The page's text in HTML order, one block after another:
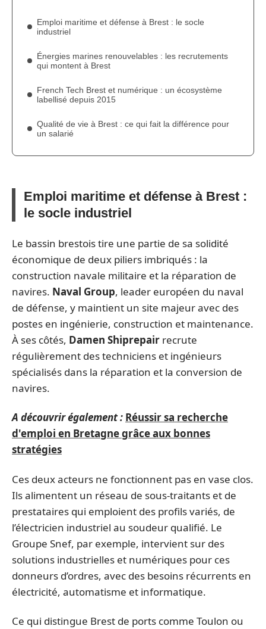
Emploi maritime et défense à Brest : le socle
industriel
Énergies marines renouvelables : les recrutements
qui montent à Brest
French Tech Brest et numérique : un écosystème
labellisé depuis 2015
Qualité de vie à Brest : ce qui fait la différence pour
un salarié
Emploi maritime et défense à Brest :
le socle industriel
Le bassin brestois tire une partie de sa solidité
économique de deux piliers imbriqués : la
construction navale militaire et la réparation de
navires. Naval Group, leader européen du naval
de défense, y maintient un site majeur avec des
postes en ingénierie, construction et maintenance.
À ses côtés, Damen Shiprepair recrute
régulièrement des techniciens et ingénieurs
spécialisés dans la réparation et la conversion de
navires.
A découvrir également : Réussir sa recherche
d'emploi en Bretagne grâce aux bonnes
stratégies
Ces deux acteurs ne fonctionnent pas en vase clos.
Ils alimentent un réseau de sous-traitants et de
prestataires qui emploient des profils variés, de
l’électricien industriel au soudeur qualifié. Le
Groupe Snef, par exemple, intervient sur des
solutions industrielles et numériques pour ces
donneurs d’ordres, avec des besoins récurrents en
électricité, automatisme et informatique.
Ce qui distingue Brest de ports comme Toulon ou